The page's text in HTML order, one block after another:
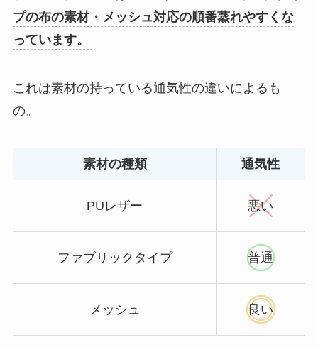
プの布の素材・メッシュ対応の順番蒸れやすくな
っています。
これは素材の持っている通気性の違いによるも
の。
素材の種類 通気性
PUレザー 悪い
ファブリックタイプ 普通
メッシュ 良い